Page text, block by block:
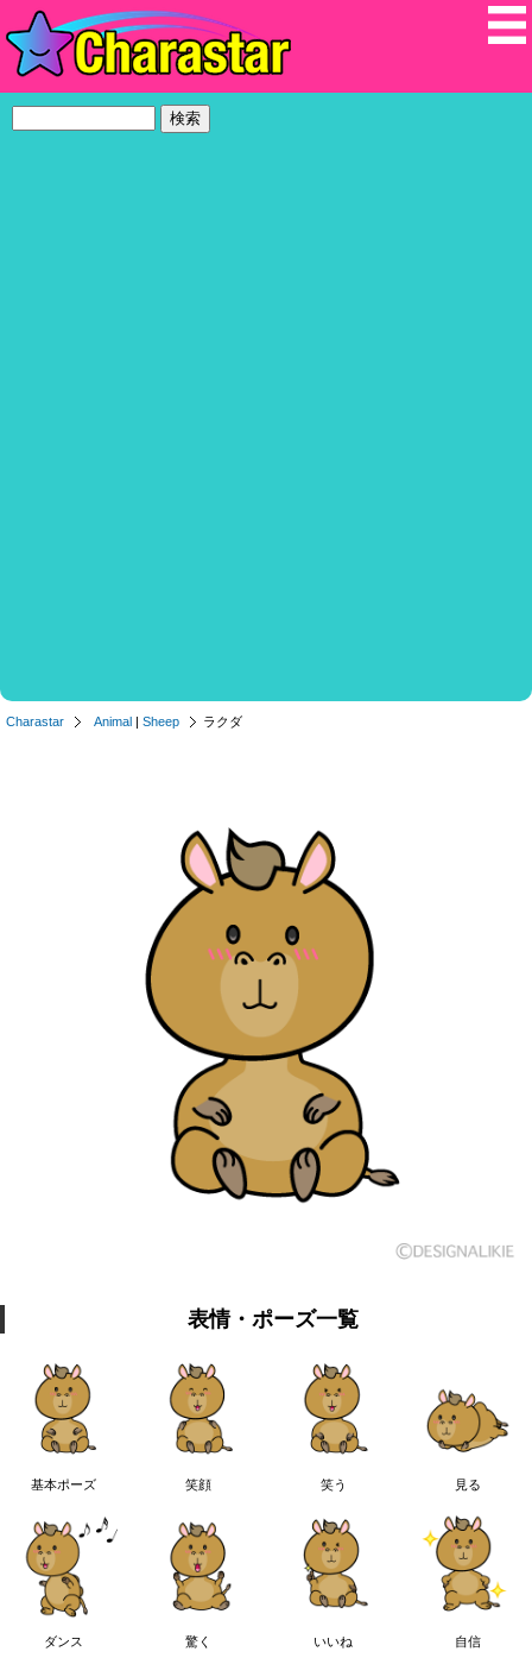
Charastar Animal | Sheep ラクダ
表情・ポーズ一覧
基本ポーズ 笑顔 笑う 見る
ダンス 驚く いいね 自信